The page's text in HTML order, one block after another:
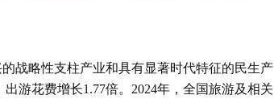
战略性支柱产业和具有显著时代特征的民生产
游花费增长1.77倍。2024年，全国旅游及相关